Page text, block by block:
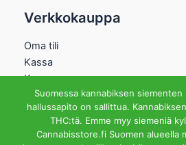
Verkkokauppa
Oma tili
Kassa
Kauppa
Ostoskori
Helsingin Myymälä
Aukioloajat
Suomessa kannabiksen
hallussapito on sallittua.
THC:tä. Emme myy siemeniä
Cannabisstore.fi Suomen alueella